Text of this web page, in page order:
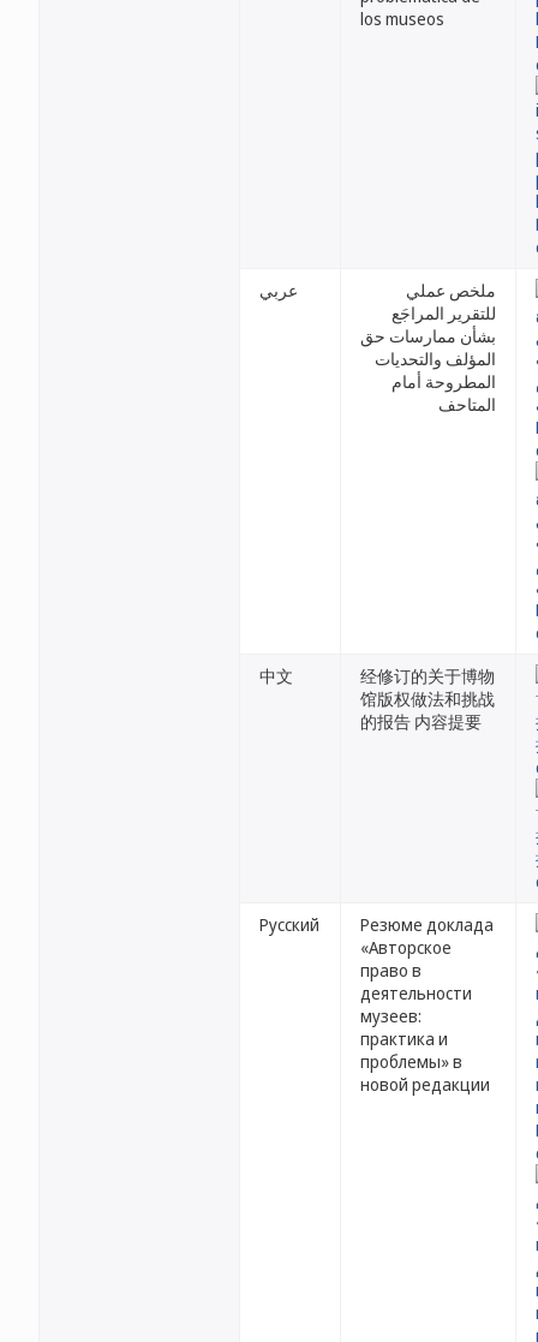
los museos
عربي
ملخص عملي
للتقرير المراجَع
بشأن ممارسات حق
المؤلف والتحديات
المطروحة أمام
المتاحف
中文
经修订的关于博物
馆版权做法和挑战
的报告 内容提要
Русский
Резюме доклада
«Авторское
право в
деятельности
музеев:
практика и
проблемы» в
новой редакции